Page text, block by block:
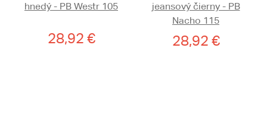
hnedý - PB Westr 105
28,92 €
jeansový čierny - PB
Nacho 115
28,92 €